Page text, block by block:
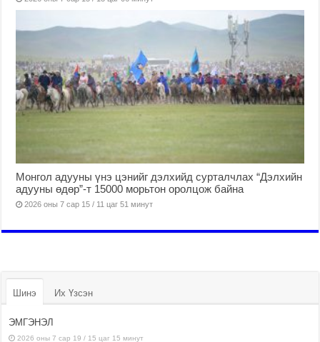
Монгол адууны үнэ цэнийг дэлхийд сурталчлах “Дэлхийн
адууны өдөр”-т 15000 морьтон оролцож байна
2026 оны 7 сар 15 / 11 цаг 51 минут
Шинэ Их Үзсэн
ЭМГЭНЭЛ
2026 оны 7 сар 19 / 15 цаг 15 минут